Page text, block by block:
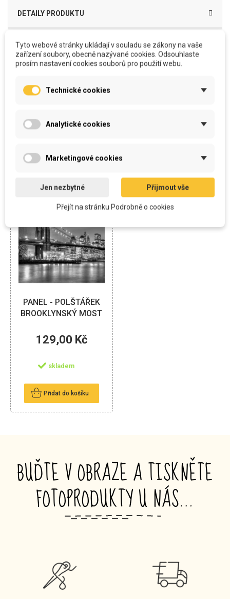
DETAILY PRODUKTU
MOŽNOSTI DOPRAVY A PLATBY
TENTO PRODUKT, KOUPILI TAKÉ:
PANEL - POLŠTÁŘEK
BROOKLYNSKÝ MOST
129,00 Kč
skladem
Přidat do košíku
BUĎTE V OBRAZE A TISKNĚTE
FOTOPRODUKTY U NÁS…
_
Tyto webové stránky ukládají v souladu se zákony na vaše
zařízení soubory, obecně nazývané cookies. Odsouhlaste
prosím nastavení cookies souborů pro použití webu.
Technické cookies
Analytické cookies
Marketingové cookies
Jen nezbytné Přijmout vše
Přejít na stránku Podrobně o cookies